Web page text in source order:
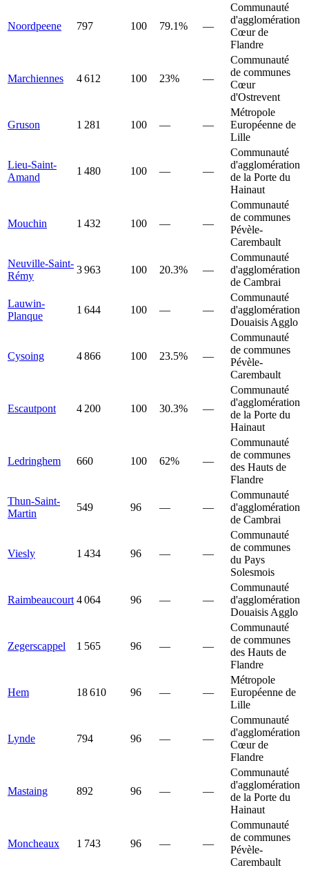
Noordpeene 797 100 79.1% —
Communauté
d'agglomération
Cœur de
Flandre
Marchiennes 4 612 100 23% —
Communauté
de communes
Cœur
d'Ostrevent
Gruson 1 281 100 — —
Métropole
Européenne de
Lille
Lieu-Saint-
Amand
1 480 100 — —
Communauté
d'agglomération
de la Porte du
Hainaut
Mouchin 1 432 100 — —
Communauté
de communes
Pévèle-
Carembault
Neuville-Saint-
Rémy
3 963 100 20.3% —
Communauté
d'agglomération
de Cambrai
Lauwin-
Planque
1 644 100 — —
Communauté
d'agglomération
Douaisis Agglo
Cysoing 4 866 100 23.5% —
Communauté
de communes
Pévèle-
Carembault
Escautpont 4 200 100 30.3% —
Communauté
d'agglomération
de la Porte du
Hainaut
Ledringhem 660 100 62% —
Communauté
de communes
des Hauts de
Flandre
Thun-Saint-
Martin
549 96 — —
Communauté
d'agglomération
de Cambrai
Viesly 1 434 96 — —
Communauté
de communes
du Pays
Solesmois
Raimbeaucourt 4 064 96 — —
Communauté
d'agglomération
Douaisis Agglo
Zegerscappel 1 565 96 — —
Communauté
de communes
des Hauts de
Flandre
Hem 18 610 96 — —
Métropole
Européenne de
Lille
Lynde 794 96 — —
Communauté
d'agglomération
Cœur de
Flandre
Mastaing 892 96 — —
Communauté
d'agglomération
de la Porte du
Hainaut
Moncheaux 1 743 96 — —
Communauté
de communes
Pévèle-
Carembault